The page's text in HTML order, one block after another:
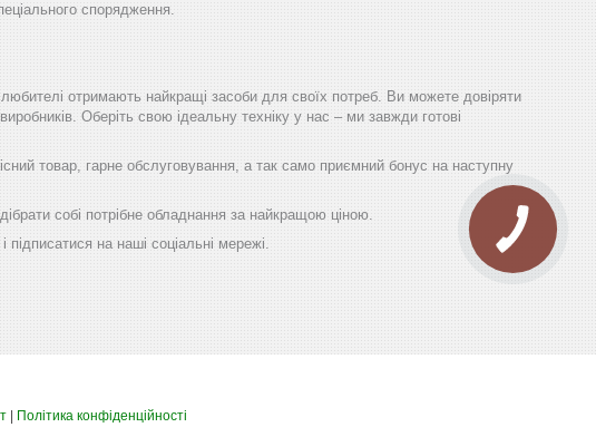
спорядження.
отримають найкращі засоби для своїх потреб. Ви можете довіряти
Оберіть свою ідеальну техніку у нас – ми завжди готові
товар, гарне обслуговування, а так само приємний бонус на наступну
собі потрібне обладнання за найкращою ціною.
на наші соціальні мережі.
Політика конфіденційності